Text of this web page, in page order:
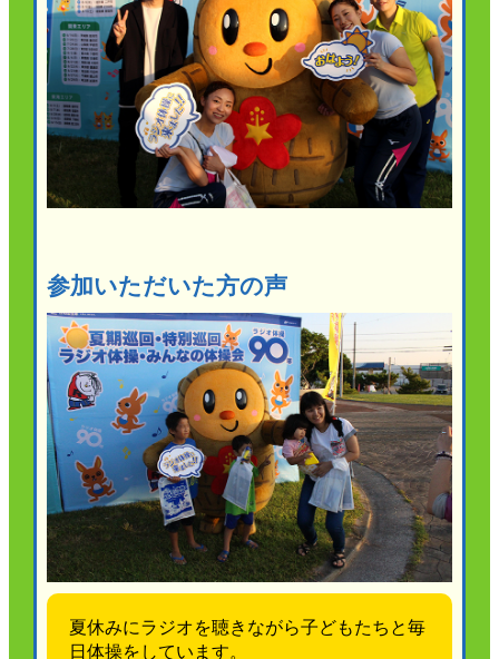
お問い合わせ
ラジオ体操・みんなの体操
ラジオ体操ポータルサイト
お客さまの声／お客さまサービス向上の取組み
かんぽジャンクション
参加いただいた方の声
夏休みにラジオを聴きながら子どもたちと毎
日体操をしています。